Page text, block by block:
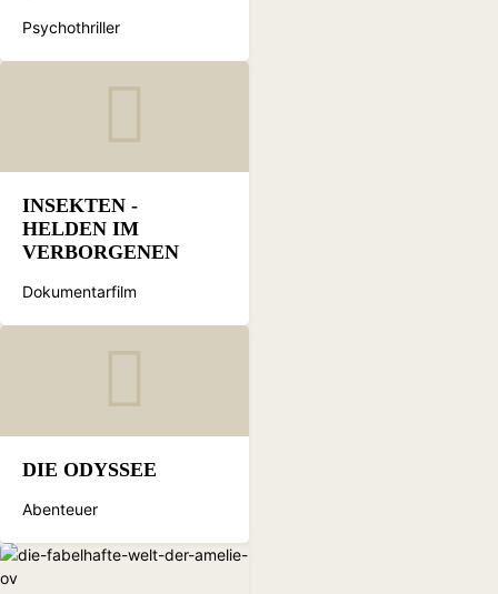
Psychothriller
INSEKTEN -
HELDEN IM
VERBORGENEN
Dokumentarfilm
DIE ODYSSEE
Abenteuer